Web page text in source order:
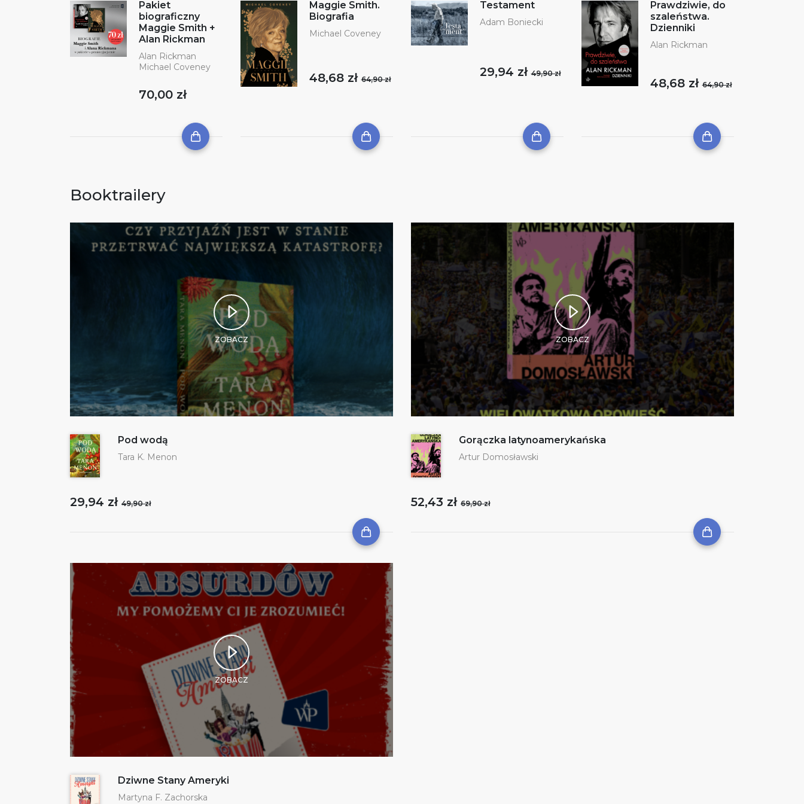
Pakiet
biograficzny
Maggie Smith +
Alan Rickman
Alan Rickman
Michael Coveney
70,00 zł
Maggie Smith.
Biografia
Michael Coveney
48,68 zł64,90 zł
Testament
Adam Boniecki
29,94 zł49,90 zł
Prawdziwie, do
szaleństwa.
Dzienniki
Alan Rickman
48,68 zł64,90 zł
Booktrailery
ZOBACZ
Pod wodą
Tara K. Menon
29,94 zł 49,90 zł
ZOBACZ
Gorączka latynoamerykańska
Artur Domosławski
52,43 zł 69,90 zł
ZOBACZ
Dziwne Stany Ameryki
Martyna F. Zachorska